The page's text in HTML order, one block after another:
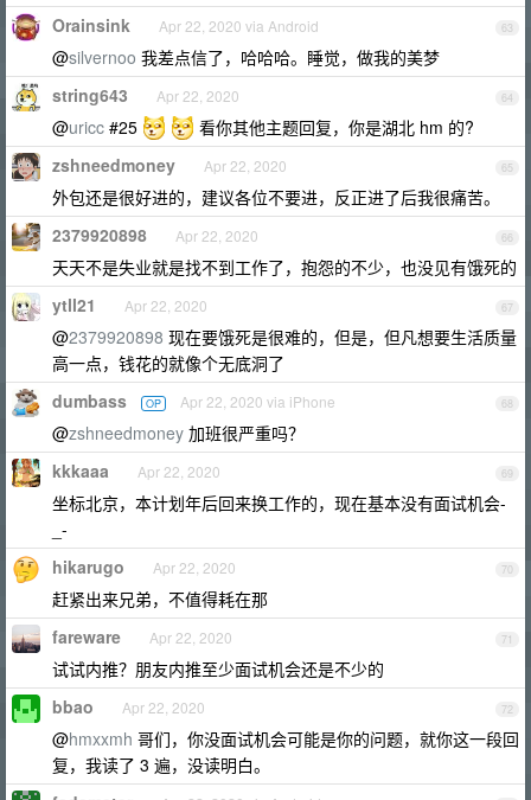
63
Orainsink Apr 22, 2020 via Android
@silvernoo 我差点信了，哈哈哈。睡觉，做我的美梦
64
string643 Apr 22, 2020
@uricc #25 看你其他主题回复，你是湖北 hm 的?
65
zshneedmoney Apr 22, 2020
外包还是很好进的，建议各位不要进，反正进了后我很痛苦。
66
2379920898 Apr 22, 2020
天天不是失业就是找不到工作了，抱怨的不少，也没见有饿死的
67
ytll21 Apr 22, 2020
@2379920898 现在要饿死是很难的，但是，但凡想要生活质量
高一点，钱花的就像个无底洞了
68
dumbass OP Apr 22, 2020 via iPhone
@zshneedmoney 加班很严重吗？
69
kkkaaa Apr 22, 2020
坐标北京，本计划年后回来换工作的，现在基本没有面试机会-
_-
70
hikarugo Apr 22, 2020
赶紧出来兄弟，不值得耗在那
71
fareware Apr 22, 2020
试试内推？朋友内推至少面试机会还是不少的
72
bbao Apr 22, 2020
@hmxxmh 哥们，你没面试机会可能是你的问题，就你这一段回
复，我读了 3 遍，没读明白。